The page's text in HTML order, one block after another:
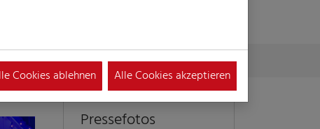
Pressefotos
Cookies ablehnen Alle Cookies akzeptieren